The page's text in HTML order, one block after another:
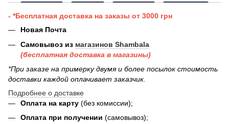
- *Бесплатная доставка на заказы от 3000 грн
Новая Почта
Самовывоз из магазинов Shambala
(бесплатная доставка в магазины)
*При заказе на примерку двумя и более посылок стоимость
доставки каждой оплачивает заказчик.
Подробнее о доставке
Оплата на карту (без комиссии);
Оплата при получении (самовывоз);